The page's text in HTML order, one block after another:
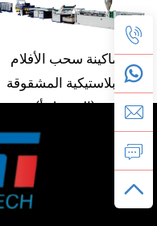
(الموديل ب)
ماكينة سحب الأفلام
البلاستيكية المشقوقة
(الموديل أ)